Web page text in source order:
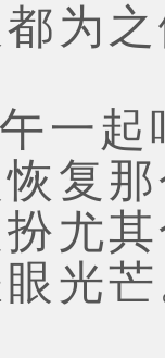
为
起吃
复
尤
光